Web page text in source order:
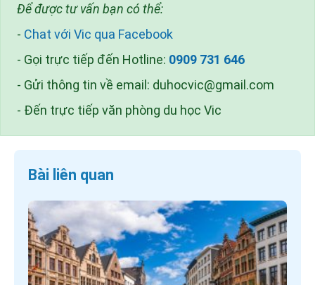
Để được tư vấn bạn có thể:
- Chat với Vic qua Facebook
- Gọi trực tiếp đến Hotline: 0909 731 646
- Gửi thông tin về email: duhocvic@gmail.com
- Đến trực tiếp văn phòng du học Vic
Bài liên quan